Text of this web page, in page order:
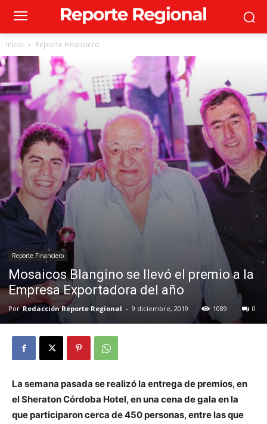
Inicio Reporte Financiero
Reporte Financiero
Mosaicos Blangino se llevó el premio a la
Empresa Exportadora del año
Por Redacción Reporte Regional - 9 diciembre, 2019 1089 0
La semana pasada se realizó la entrega de premios, en
el Sheraton Córdoba Hotel, en una cena de gala en la
que participaron cerca de 450 personas, entre las que